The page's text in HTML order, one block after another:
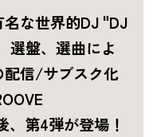
名な世界的DJ "DJ
選盤、選曲によ
配信/サブスク化
、第4弾が登場！